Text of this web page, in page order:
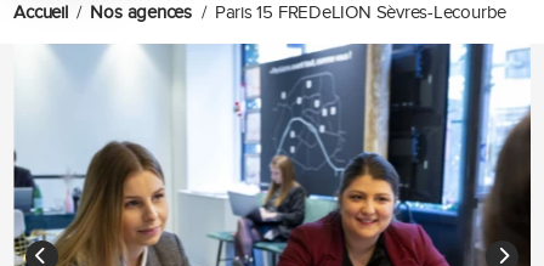
Accueil Nos agences Paris 15 FREDeLION Sèvres-Lecourbe